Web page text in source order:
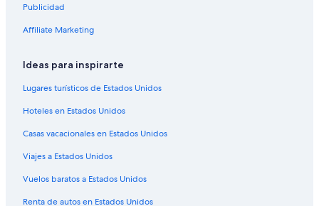
Hoteles cerca de Castillo de Mey
Hoteles en Melvich
Cabañas en Roster
Casas de huéspedes en Roster
Hoteles en Roster
Publicidad
Affiliate Marketing
Ideas para inspirarte
Lugares turísticos de Estados Unidos
Hoteles en Estados Unidos
Casas vacacionales en Estados Unidos
Viajes a Estados Unidos
Vuelos baratos a Estados Unidos
Renta de autos en Estados Unidos